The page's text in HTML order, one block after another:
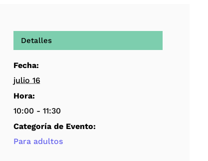
Detalles
Fecha:
julio 16
Hora:
10:00 - 11:30
Categoría de Evento:
Para adultos